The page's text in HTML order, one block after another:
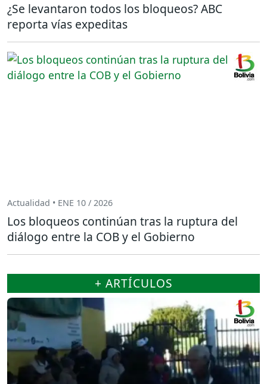
¿Se levantaron todos los bloqueos? ABC
reporta vías expeditas
Actualidad • ENE 10 / 2026
Los bloqueos continúan tras la ruptura del
diálogo entre la COB y el Gobierno
+ ARTÍCULOS